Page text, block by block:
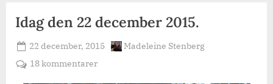
Idag den 22 december 2015.
Posted
on
22 december, 2015 By
Madeleine Stenberg
18 kommentarertill